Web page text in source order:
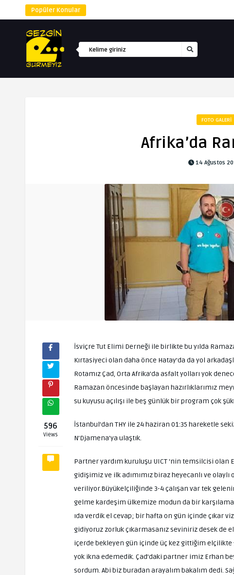
Popüler Konular
FOTO GALERI
Afrika’da
14 Ağustos
596
Views
İsviçre Tut Elimi Derneği ile birlikte bu yılda
Kırtasiyeci olan daha önce Hatay’da da yol
Rotamız Çad, Orta Afrika’da asfalt yolları yok
Ramazan öncesinde başlayan hazırlıklarımız
su kuyusu açılışı ile beş günlük bir program çok
İstanbul’dan THY ile 24 haziran 01:35 hareketle
N’Djamena’ya ulaştık.
Partner yardım kuruluşu UICT ‘nin temsilcisi olan
gidişimiz ve ilk adımımız biraz heyecanlı ve
veriliyor.Büyükelçiliğinde 3-4 çalışan var tek
gelme kardeşim ülkemize modun da bir
ıda verdik el cevap; bir hafta on gün içinde çıkar
gidiyoruz zorluk çıkarmasanız seviniriz desek de
içerde bekleyen gün içinde üç kez gittiğim
yok ikna edemedik. Çad’daki partner imiz Erhan
sordum. Abi biz buradan arayalım bakalım dedi.